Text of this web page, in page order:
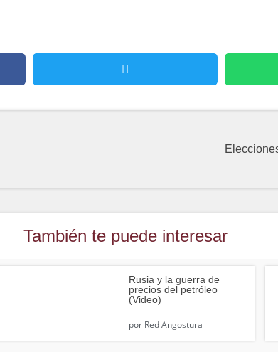
También te puede interesar
Rusia y la guerra de
precios del petróleo
(Video)
porRed Angostura